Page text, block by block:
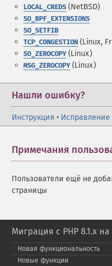
LOCAL_CREDS (NetBSD)
SO_BPF_EXTENSIONS
SO_SETFIB
TCP_CONGESTION (Linux,
SO_ZEROCOPY(Linux)
MSG_ZEROCOPY(Linux)
Нашли ошибку?
Инструкция • Исправление
Примечания
Пользователи ещё не
страницы
Миграция с PHP 8.1.x на
Новая функциональность
Новые функции